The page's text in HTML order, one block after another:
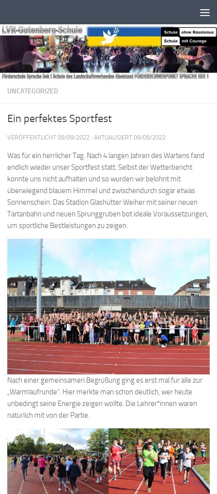
UNCATEGORIZED
Ein perfektes Sportfest
VERÖFFENTLICHT 09/09/2022 · AKTUALISIERT 09/09/2022
Was für ein herrlicher Tag. Nach 4 langen Jahren des Wartens fand
endlich wieder unser Sportfest statt. Selbst der Wetterbericht
konnte uns nicht aufhalten und so wurden wir belohnt mit
überwiegend blauem Himmel und zwischendurch sogar etwas
Sonnenschein. Das Stadion Glashütter Weiher mit seiner neuen
Tartanbahn und neuen Sprunggruben bot ideale Voraussetzungen,
um sportliche Bestleistungen zu zeigen.
Nach einer gemeinsamen Begrüßung ging es erst mal für alle zur
„Warmlaufrunde“. Hier merkte man schon deutlich, wer heute
unbedingt seine Energie zeigen wollte. Die Lehrer*innen waren
natürlich mit von der Partie.